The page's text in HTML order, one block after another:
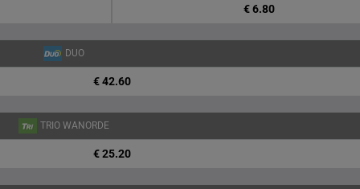
€ 6.80
DUO
€ 42.60
TRIO WANORDE
€ 25.20